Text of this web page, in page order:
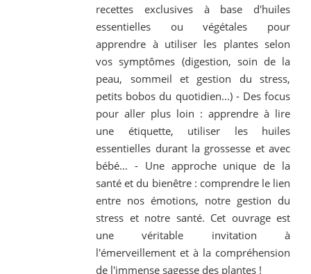
recettes exclusives à base d'huiles
essentielles ou végétales pour
apprendre à utiliser les plantes selon
vos symptômes (digestion, soin de la
peau, sommeil et gestion du stress,
petits bobos du quotidien...) - Des focus
pour aller plus loin : apprendre à lire
une étiquette, utiliser les huiles
essentielles durant la grossesse et avec
bébé... - Une approche unique de la
santé et du bienêtre : comprendre le lien
entre nos émotions, notre gestion du
stress et notre santé. Cet ouvrage est
une véritable invitation à
l'émerveillement et à la compréhension
de l'immense sagesse des plantes !